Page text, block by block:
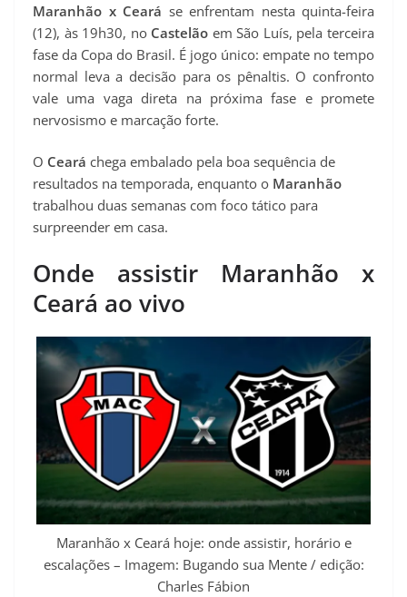
h
a
t
s
p
p
e
l
e
g
a
m
a
c
e
b
o
k
m
a
i
l
n
t
e
e
s
t
o
p
y
L
n
k
h
a
r
e
Maranhão x Ceará se enfrentam nesta quinta-feira
(12), às 19h30, no Castelão em São Luís, pela terceira
fase da Copa do Brasil. É jogo único: empate no tempo
normal leva a decisão para os pênaltis. O confronto
vale uma vaga direta na próxima fase e promete
nervosismo e marcação forte.
O Ceará chega embalado pela boa sequência de
resultados na temporada, enquanto o Maranhão
trabalhou duas semanas com foco tático para
surpreender em casa.
Onde assistir Maranhão x
Ceará ao vivo
Maranhão x Ceará hoje: onde assistir, horário e
escalações – Imagem: Bugando sua Mente / edição:
Charles Fábion